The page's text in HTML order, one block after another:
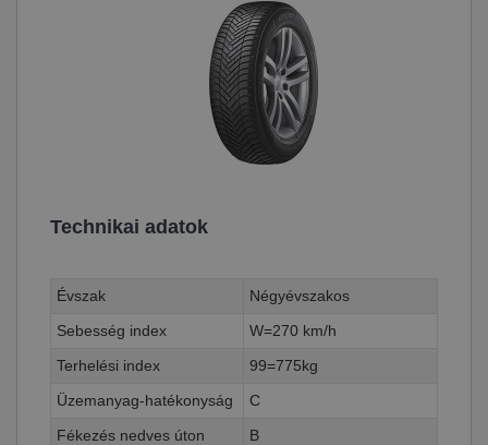
Technikai adatok
Évszak
Négyévszakos
Sebesség index
W=270 km/h
Terhelési index
99=775kg
Üzemanyag-hatékonyság
C
Fékezés nedves úton
B